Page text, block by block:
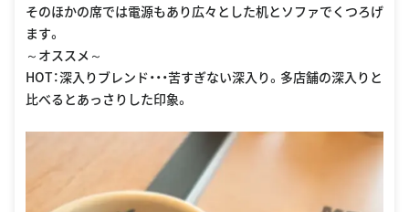
そのほかの席では電源もあり広々とした机とソファでくつろげ
ます。
～オススメ～
HOT：深入りブレンド・・・苦すぎない深入り。多店舗の深入りと
比べるとあっさりした印象。